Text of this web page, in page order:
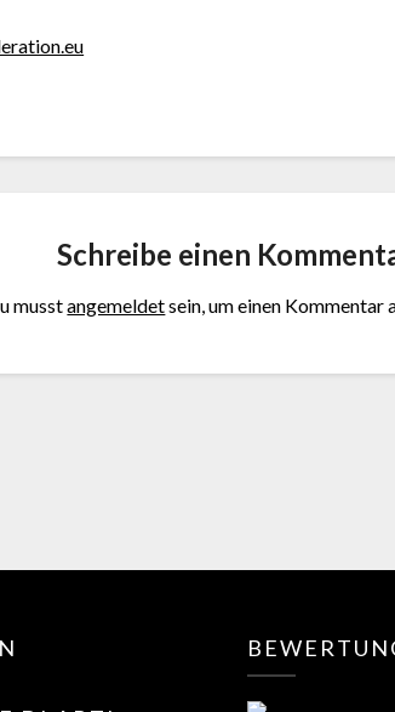
Schreibe einen
musstangemeldetsein, um einen Kommentar